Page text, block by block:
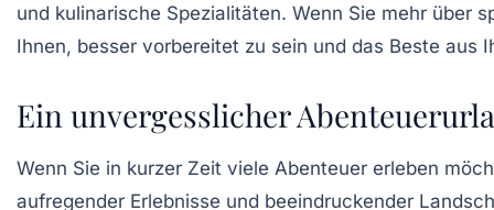
und kulinarische Spezialitäten. Wenn Sie mehr über
Ihnen, besser vorbereitet zu sein und das Beste aus
Ein unvergesslicher
Wenn Sie in kurzer Zeit viele Abenteuer erleben
aufregender Erlebnisse und beeindruckender